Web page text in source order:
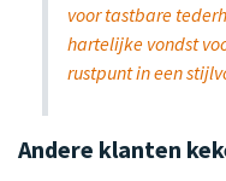
voor tastbare
hartelijke vondst
rustpunt in een
Andere klanten